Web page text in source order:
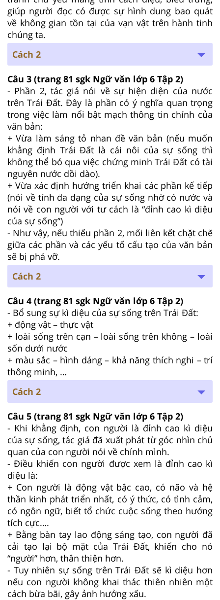
giúp người đọc có được sự hình dung bao quát
về không gian tồn tại của vạn vật trên hành tinh
chúng ta.
Cách 2
Câu 3 (trang 81 sgk Ngữ văn lớp 6 Tập 2)
- Phần 2, tác giả nói về sự hiện diện của nước
trên Trái Đất. Đây là phần có ý nghĩa quan trọng
trong việc làm nổi bật mạch thông tin chính của
văn bản:
+ Vừa làm sáng tỏ nhan đề văn bản (nếu muốn
khẳng định Trái Đất là cái nôi của sự sống thì
không thể bỏ qua việc chứng minh Trái Đất có tài
nguyên nước dồi dào).
+ Vừa xác định hướng triển khai các phần kế tiếp
(nói về tính đa dạng của sự sống nhờ có nước và
nói về con người với tư cách là “đỉnh cao kì diệu
của sự sống”)
- Như vậy, nếu thiếu phần 2, mối liên kết chặt chẽ
giữa các phần và các yếu tố cấu tạo của văn bản
sẽ bị phá vỡ.
Cách 2
Câu 4 (trang 81 sgk Ngữ văn lớp 6 Tập 2)
- Bổ sung sự kì diệu của sự sống trên Trái Đất:
+ động vật – thực vật
+ loài sống trên cạn – loài sống trên không – loài
sốn dưới nước
+ màu sắc – hình dáng – khả năng thích nghi – trí
thông minh, …
Cách 2
Câu 5 (trang 81 sgk Ngữ văn lớp 6 Tập 2)
- Khi khẳng định, con người là đỉnh cao kì diệu
của sự sống, tác giả đã xuất phát từ góc nhìn chủ
quan của con người nói về chính mình.
- Điều khiến con người được xem là đỉnh cao kì
diệu là:
+ Con người là động vật bậc cao, có não và hệ
thần kinh phát triển nhất, có ý thức, có tình cảm,
có ngôn ngữ, biết tổ chức cuộc sống theo hướng
tích cực….
+ Bằng bàn tay lao động sáng tạo, con người đã
cải tạo lại bộ mặt của Trái Đất, khiến cho nó
“người” hơn, thân thiện hơn.
- Tuy nhiên sự sống trên Trái Đất sẽ kì diệu hơn
nếu con người không khai thác thiên nhiên một
cách bừa bãi, gây ảnh hưởng xấu.